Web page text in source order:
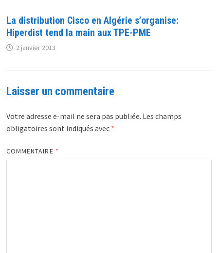
La distribution Cisco en Algérie s’organise:
Hiperdist tend la main aux TPE-PME
2 janvier 2013
Laisser un commentaire
Votre adresse e-mail ne sera pas publiée. Les champs
obligatoires sont indiqués avec *
COMMENTAIRE *